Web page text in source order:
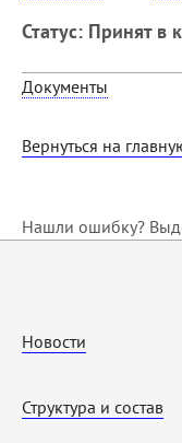
Статус: Принят в
Документы
Вернуться на
Нашли ошибку?
Новости
Структура и состав